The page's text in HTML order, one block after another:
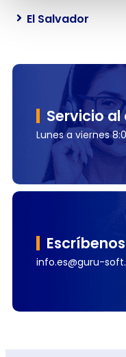
El Salvador
Servicio al
Lunes a viernes
info.es@guru-